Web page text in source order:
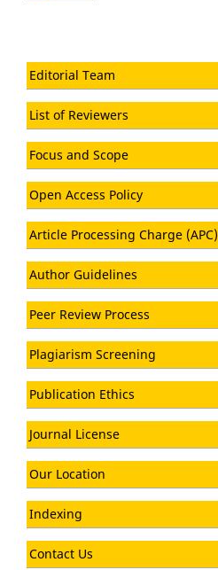
Editorial Team
List of Reviewers
Focus and Scope
Open Access Policy
Article Processing Charge (APC)
Author Guidelines
Peer Review Process
Plagiarism Screening
Publication Ethics
Journal License
Our Location
Indexing
Contact Us